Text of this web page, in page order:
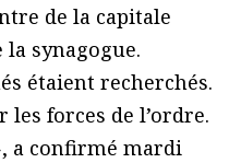
de la capitale
synagogue.
étaient recherchés.
les forces de l’ordre.
a confirmé mardi